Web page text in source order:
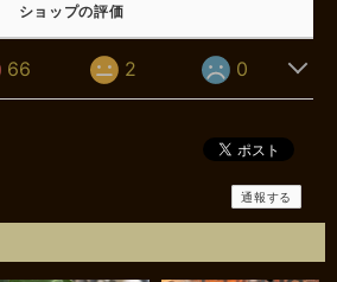
ショップの評価
66 2 0
通報する